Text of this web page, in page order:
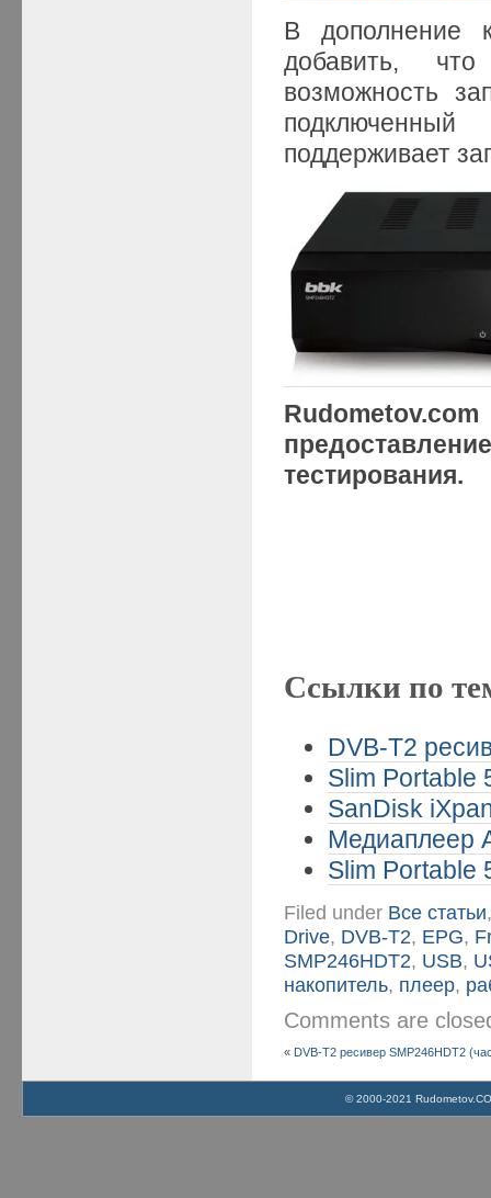
В дополнение
добавить, что
возможность
поддерживает
тестирования.
Ссылки по
DVB-T2
Slim Portable
SanDisk
Медиаплеер
Slim Portable
Filed under Все статьи
Drive, DVB-T2, EPG,
SMP246HDT2, USB,
накопитель, плеер,
Comments are
« DVB-T2 ресивер SMP246HDT2
© 2000-2021